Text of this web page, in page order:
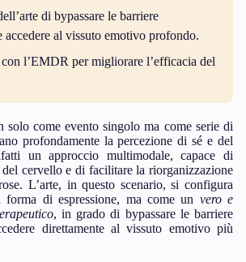
di bypassare le barriere
accedere al vissuto emotivo profondo.
l’EMDR per migliorare l’efficacia del
solo come evento singolo ma come serie di
profondamente la percezione di sé e del
un approccio multimodale, capace di
del cervello e di facilitare la riorganizzazione
L’arte, in questo scenario, si configura
di espressione, ma come un vero e
, in grado di bypassare le barriere
direttamente al vissuto emotivo più